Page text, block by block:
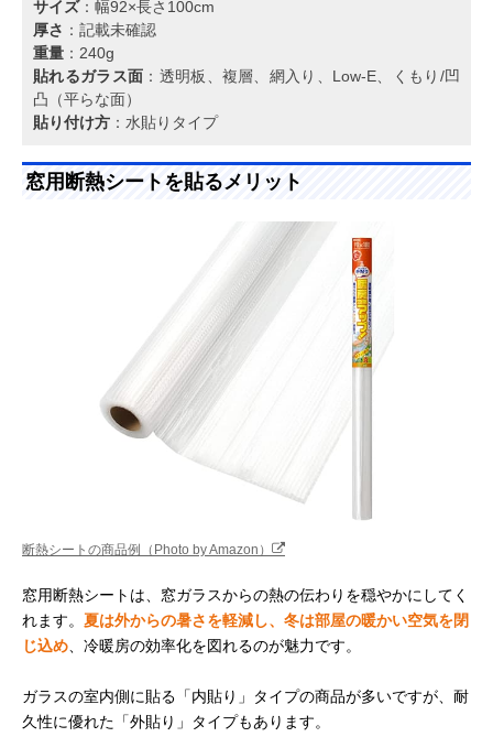
サイズ：幅92×長さ100cm
厚さ ：記載未確認
重量 ：240g
貼れるガラス面 ：透明板、複層、網入り、Low-E、くもり/凹
凸（平らな面）
貼り付け方 ：水貼りタイプ
窓用断熱シートを貼るメリット
断熱シートの商品例（Photo by Amazon）
窓用断熱シートは、窓ガラスからの熱の伝わりを穏やかにしてく
れます。 夏は外からの暑さを軽減し、冬は部屋の暖かい空気を閉
じ込め 、冷暖房の効率化を図れるのが魅力です。
ガラスの室内側に貼る「内貼り」タイプの商品が多いですが、耐
久性に優れた「外貼り」タイプもあります。